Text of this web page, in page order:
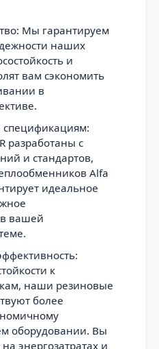
Мы гарантируем
наших
и
вам сэкономить
в
спецификациям:
разработаны с
и стандартов,
Alfa
идеальное
вашей
к
наши резиновые
более
оборудовании. Вы
энергозатратах и